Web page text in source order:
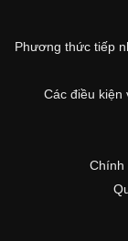
Phương thức tiếp
Các điều kiện
Chính